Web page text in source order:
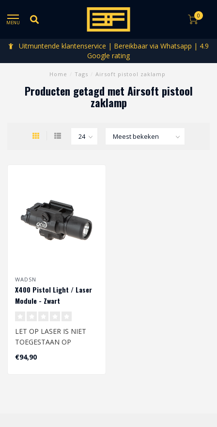
MENU
0
Uitmuntende klantenservice | Bereikbaar via Whatsapp | 4.9
Google rating
Home Tags Airsoft pistool zaklamp
Producten getagd met Airsoft pistool
zaklamp
WADSN
X400 Pistol Light / Laser
Module - Zwart
LET OP LASER IS NIET
TOEGESTAAN OP
NEDERLANDSE AIRSOFT
VELDEN
€94,90